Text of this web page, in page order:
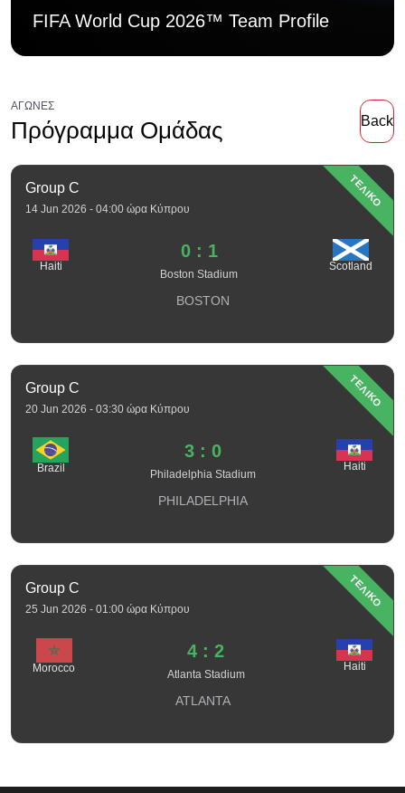
FIFA World Cup 2026™ Team Profile
ΑΓΏΝΕΣ
Πρόγραμμα Ομάδας Back
ΤΕΛΙΚΟ
Group C
14 Jun 2026 - 04:00 ώρα Κύπρου
Haiti
0 : 1
Boston Stadium
Scotland
BOSTON
ΤΕΛΙΚΟ
Group C
20 Jun 2026 - 03:30 ώρα Κύπρου
Brazil
3 : 0
Philadelphia Stadium
Haiti
PHILADELPHIA
ΤΕΛΙΚΟ
Group C
25 Jun 2026 - 01:00 ώρα Κύπρου
Morocco
4 : 2
Atlanta Stadium
Haiti
ATLANTA